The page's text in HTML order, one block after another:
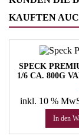
KAUFTEN
SPECK
1/6 CA. 800G
inkl. 10 %
In den